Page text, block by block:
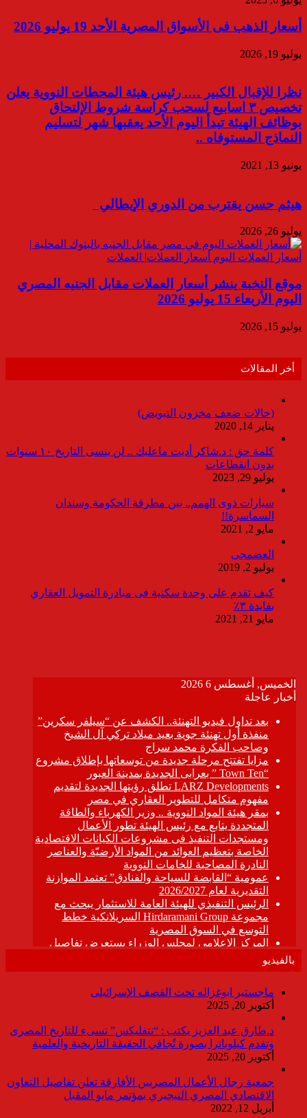
أسعار الذهب فى الأسواق المصرية الأحد 19 يوليو 2026
يوليو 19, 2026
نظرا للإقبال الكبير …. رئيس هيئة المحطات النووية يعلن
تخصيص ٣ اسابيع لسحب كراسة شروط الإلتحاق
بوظائف الهيئة تبدأ اليوم الأحد يعقبها شهر لتسليم
النماذج المستوفاه ..
يونيو 13, 2021
هيثم حسن يقترب من الدوري الإيطالي
يوليو 26, 2026
موقع النخبة ينشر أسعار العملات مقابل الجنيه المصري
اليوم الأربعاء 15 يوليو 2026
يوليو 15, 2026
أخر المقالات
(حالات ضعف مخزون التبويض)
يناير 14, 2020
كلمة حق : د.شاكر أديت ماعليك .. لن ينسى التاريخ ١٠ سنوات
بدون انقطاعات
يوليو 29, 2023
سيارات ذوى الهمم.. بين مطرقة الحكومة وسندان
السماسرة!!
مايو 2, 2021
العضمجى
يوليو 2, 2019
كيف تقدم على وحدة سكنية فى مبادرة التمويل العقاري
بفايدة ٣٪
مايو 21, 2021
بالفيديو
ماجستير ابوغزاله تحت القصف الإسرائيلى
أكتوبر 20, 2025
د.طارق عبد العزيز يكتب : “نتفليكس” تسىء للتاريخ المصرى
وتقدم كيلوباترا بصورة تُجافي الحقيقة التاريخية والعلمية
أكتوبر 20, 2025
جمعية رجال الأعمال المصريين الأفارقة تعلن تفاصيل التعاون
الاقتصادي المصري النيجيري بمؤتمر مايو المقبل
أبريل 12, 2022